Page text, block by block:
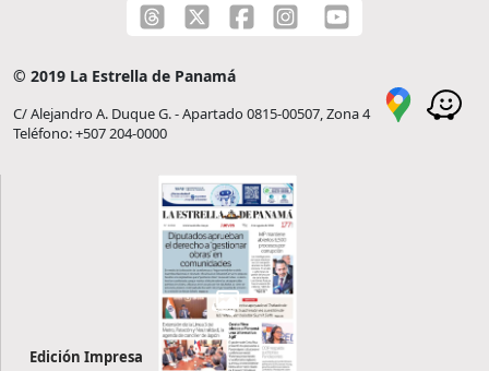
© 2019 La Estrella de Panamá
C/ Alejandro A. Duque G. - Apartado 0815-00507, Zona 4
Teléfono: +507 204-0000
Edición Impresa